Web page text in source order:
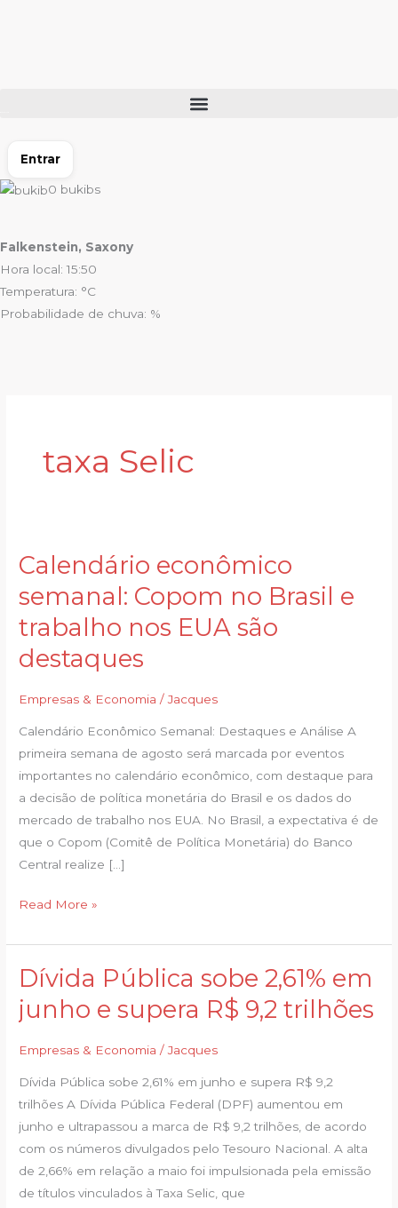
Entrar
0 bukibs
Falkenstein, Saxony
Hora local: 15:50
Temperatura: °C
Probabilidade de chuva: %
taxa Selic
Calendário econômico
semanal: Copom no Brasil e
trabalho nos EUA são
destaques
Empresas & Economia /Jacques
Calendário Econômico Semanal: Destaques e Análise A
primeira semana de agosto será marcada por eventos
importantes no calendário econômico, com destaque para
a decisão de política monetária do Brasil e os dados do
mercado de trabalho nos EUA. No Brasil, a expectativa é de
que o Copom (Comitê de Política Monetária) do Banco
Central realize […]
Calendário
semanal:
Copom
no
Brasil
e
nos
EUA
são
destaques
Read More »
Dívida Pública sobe 2,61% em
junho e supera R$ 9,2 trilhões
Empresas & Economia /Jacques
Dívida Pública sobe 2,61% em junho e supera R$ 9,2
trilhões A Dívida Pública Federal (DPF) aumentou em
junho e ultrapassou a marca de R$ 9,2 trilhões, de acordo
com os números divulgados pelo Tesouro Nacional. A alta
de 2,66% em relação a maio foi impulsionada pela emissão
de títulos vinculados à Taxa Selic, que
Dívida
sobe
junho
e
supera
R$
9,2
trilhões